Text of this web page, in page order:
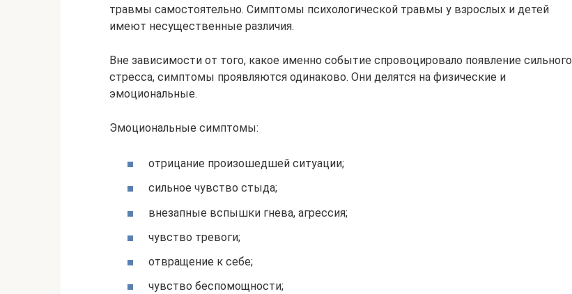
травмы самостоятельно. Симптомы психологической травмы у взрослых и детей
имеют несущественные различия.
Вне зависимости от того, какое именно событие спровоцировало появление сильного
стресса, симптомы проявляются одинаково. Они делятся на физические и
эмоциональные.
Эмоциональные симптомы:
отрицание произошедшей ситуации;
сильное чувство стыда;
внезапные вспышки гнева, агрессия;
чувство тревоги;
отвращение к себе;
чувство беспомощности;